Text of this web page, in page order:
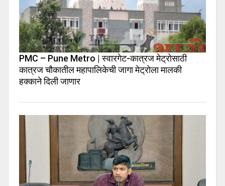
PMC – Pune Metro | स्वारगेट-कात्रज मेट्रोसाठी
कात्रज चौकातील महापालिकेची जागा मेट्रोला मालकी
हक्काने दिली जाणार